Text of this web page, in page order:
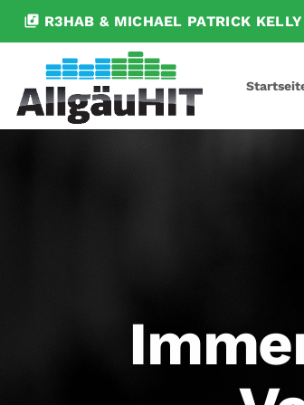
library_music R3HAB & MICHAEL PATRICK